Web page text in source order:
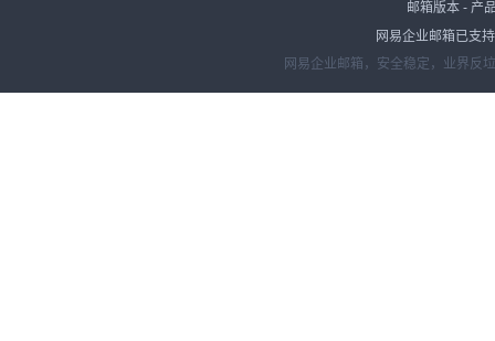
邮箱版本 - 产
网易企业邮箱已支
网易企业邮箱，安全稳定，业界反